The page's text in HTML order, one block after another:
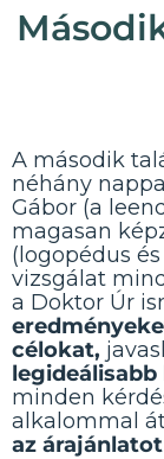
A második
néhány
Gábor (a
magasan
(logopédus
vizsgálat
a Doktor Úr
célokat,
legideálisabb
minden
alkalommal
az árajánlatot